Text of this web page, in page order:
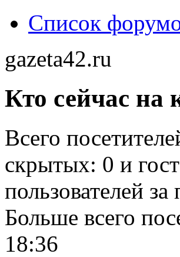
Список
gazeta42.ru
Кто сейчас на
Всего
скрытых: 0 и
пользователей
Больше всего
18:36